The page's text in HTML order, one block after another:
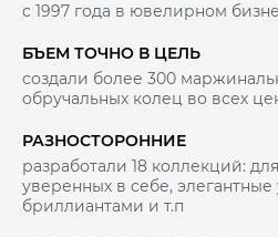
с 1997 года в ювелирном
БЪЕМ ТОЧНО В ЦЕЛЬ
создали более 300
обручальных колец во всех
РАЗНОСТОРОННИЕ
разработали 18 коллекций:
уверенных в себе,
бриллиантами и т.п